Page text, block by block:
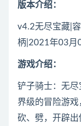
版本介绍：
v4.2无尽宝藏|
柄|2021年03月
游戏介绍：
铲子骑士：无
界级的冒险游戏
砍、劈，开辟出